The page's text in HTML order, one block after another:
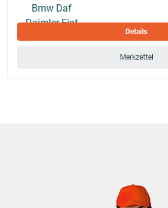
Details
Merkzettel